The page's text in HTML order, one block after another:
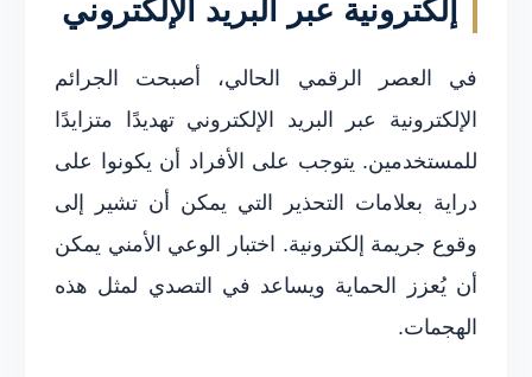
إلكترونية عبر البريد الإلكتروني
في العصر الرقمي الحالي، أصبحت الجرائم
الإلكترونية عبر البريد الإلكتروني تهديدًا متزايدًا
للمستخدمين. يتوجب على الأفراد أن يكونوا على
دراية بعلامات التحذير التي يمكن أن تشير إلى
وقوع جريمة إلكترونية. اختبار الوعي الأمني يمكن
أن يُعزز الحماية ويساعد في التصدي لمثل هذه
الهجمات.